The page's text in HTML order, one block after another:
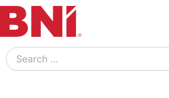
Search
…